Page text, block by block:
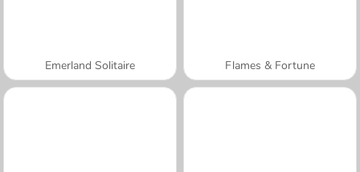
Emerland Solitaire Flames & Fortune